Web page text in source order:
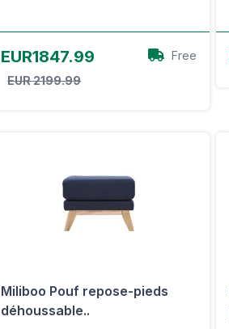
EUR1847.99
EUR 2199.99
Free
Miliboo Pouf repose-pieds
déhoussable..